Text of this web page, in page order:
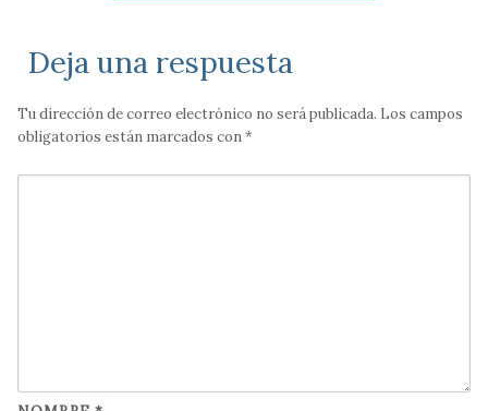
Deja una respuesta
Tu dirección de correo electrónico no será publicada. Los campos
obligatorios están marcados con*